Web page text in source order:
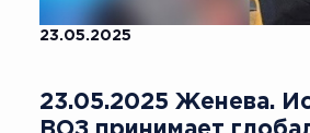
23.05.2025
23.05.2025 Женева.